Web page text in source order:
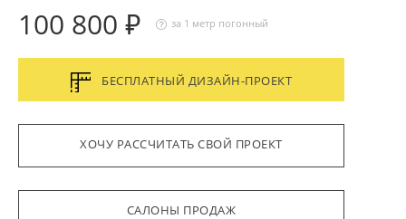
100 800 ₽ за 1 метр погонный
БЕСПЛАТНЫЙ ДИЗАЙН-ПРОЕКТ
ХОЧУ РАССЧИТАТЬ СВОЙ ПРОЕКТ
САЛОНЫ ПРОДАЖ